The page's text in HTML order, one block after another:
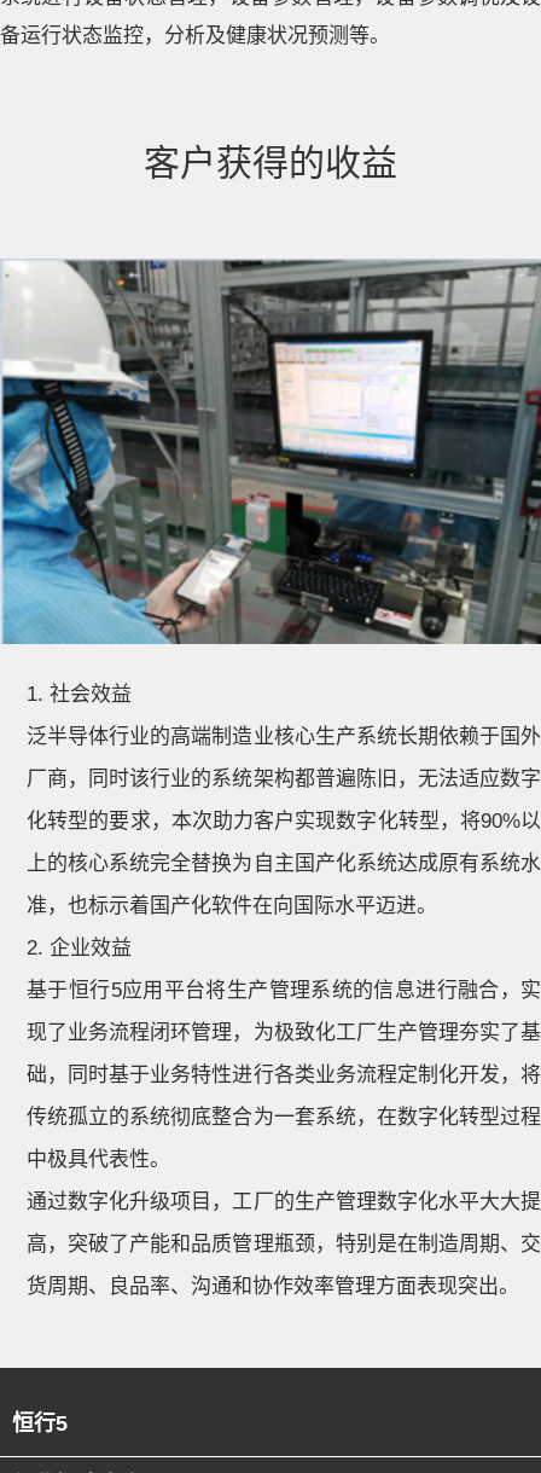
备运行状态监控，分析及健康状况预测等。
客户获得的收益
1. 社会效益
泛半导体行业的高端制造业核心生产系统长期依赖于国外
厂商，同时该行业的系统架构都普遍陈旧，无法适应数字
化转型的要求，本次助力客户实现数字化转型，将90%以
上的核心系统完全替换为自主国产化系统达成原有系统水
准，也标示着国产化软件在向国际水平迈进。
2. 企业效益
基于恒行5应用平台将生产管理系统的信息进行融合，实
现了业务流程闭环管理，为极致化工厂生产管理夯实了基
础，同时基于业务特性进行各类业务流程定制化开发，将
传统孤立的系统彻底整合为一套系统，在数字化转型过程
中极具代表性。
通过数字化升级项目，工厂的生产管理数字化水平大大提
高，突破了产能和品质管理瓶颈，特别是在制造周期、交
货周期、良品率、沟通和协作效率管理方面表现突出。
恒行5